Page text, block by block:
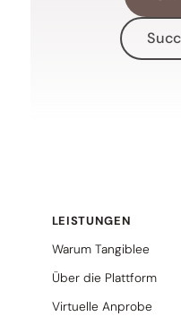
LEISTUNGEN
Warum Tangiblee
Über die Plattform
Virtuelle Anprobe